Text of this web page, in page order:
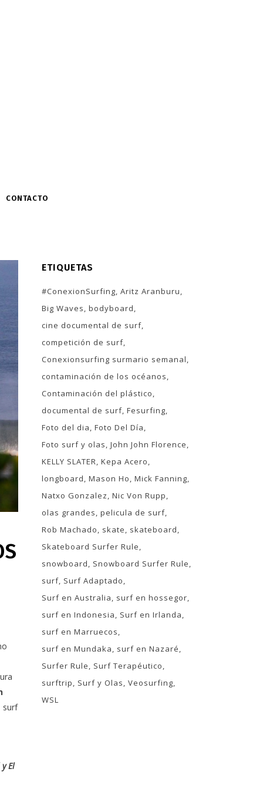
CONTACTO
surf
El
ETIQUETAS
#ConexionSurfing Aritz Aranburu
Big Waves bodyboard
cine documental de surf
competición de surf
Conexionsurfing surmario semanal
contaminación de los océanos
Contaminación del plástico
documental de surf Fesurfing
Foto del dia Foto Del Día
Foto surf y olas John John Florence
KELLY SLATER Kepa Acero
longboard Mason Ho Mick Fanning
Natxo Gonzalez Nic Von Rupp
olas grandes pelicula de surf
Rob Machado
skate
skateboard
Skateboard Surfer Rule
snowboard
Snowboard Surfer Rule
surf Surf Adaptado
Surf en Australia
surf en hossegor
surf en Indonesia
Surf en Irlanda
surf en Marruecos
surf en Mundaka
surf en Nazaré
Surfer Rule
Surf Terapéutico
surftrip
Surf y Olas Veosurfing
WSL